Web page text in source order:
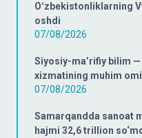
Oʻzbekistonliklarning
oshdi
07/08/2026
Siyosiy-ma’rifiy bilim
xizmatining muhim
07/08/2026
Samarqandda sanoat
hajmi 32,6 trillion